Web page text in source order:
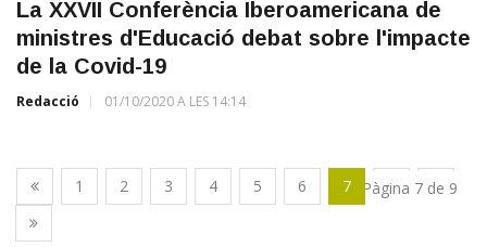
La XXVII Conferència Iberoamericana de
ministres d'Educació debat sobre l'impacte
de la Covid-19
Redacció 01/10/2020 A LES 14:14
1 2 3 4 5 6 7 8 9
Pàgina 7 de 9